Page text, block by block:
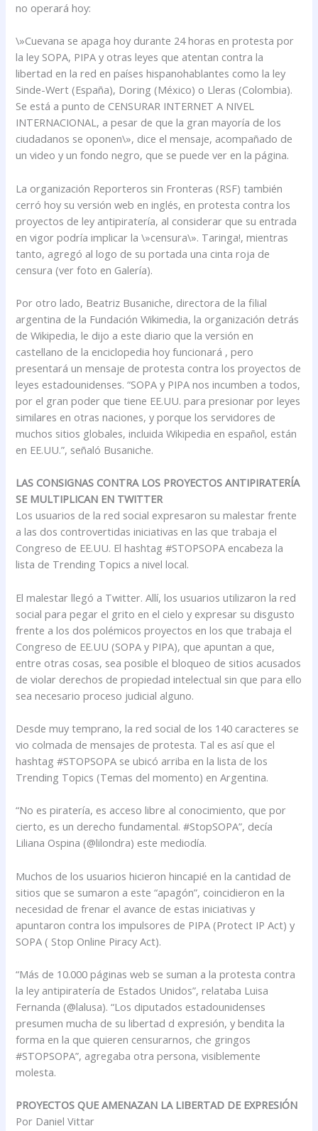
no operará hoy:
\»Cuevana se apaga hoy durante 24 horas en protesta por
la ley SOPA, PIPA y otras leyes que atentan contra la
libertad en la red en países hispanohablantes como la ley
Sinde-Wert (España), Doring (México) o Lleras (Colombia).
Se está a punto de CENSURAR INTERNET A NIVEL
INTERNACIONAL, a pesar de que la gran mayoría de los
ciudadanos se oponen\», dice el mensaje, acompañado de
un video y un fondo negro, que se puede ver en la página.
La organización Reporteros sin Fronteras (RSF) también
cerró hoy su versión web en inglés, en protesta contra los
proyectos de ley antipiratería, al considerar que su entrada
en vigor podría implicar la \»censura\». Taringa!, mientras
tanto, agregó al logo de su portada una cinta roja de
censura (ver foto en Galería).
Por otro lado, Beatriz Busaniche, directora de la filial
argentina de la Fundación Wikimedia, la organización detrás
de Wikipedia, le dijo a este diario que la versión en
castellano de la enciclopedia hoy funcionará , pero
presentará un mensaje de protesta contra los proyectos de
leyes estadounidenses. “SOPA y PIPA nos incumben a todos,
por el gran poder que tiene EE.UU. para presionar por leyes
similares en otras naciones, y porque los servidores de
muchos sitios globales, incluida Wikipedia en español, están
en EE.UU.”, señaló Busaniche.
LAS CONSIGNAS CONTRA LOS PROYECTOS ANTIPIRATERÍA
SE MULTIPLICAN EN TWITTER
Los usuarios de la red social expresaron su malestar frente
a las dos controvertidas iniciativas en las que trabaja el
Congreso de EE.UU. El hashtag #STOPSOPA encabeza la
lista de Trending Topics a nivel local.
El malestar llegó a Twitter. Allí, los usuarios utilizaron la red
social para pegar el grito en el cielo y expresar su disgusto
frente a los dos polémicos proyectos en los que trabaja el
Congreso de EE.UU (SOPA y PIPA), que apuntan a que,
entre otras cosas, sea posible el bloqueo de sitios acusados
de violar derechos de propiedad intelectual sin que para ello
sea necesario proceso judicial alguno.
Desde muy temprano, la red social de los 140 caracteres se
vio colmada de mensajes de protesta. Tal es así que el
hashtag #STOPSOPA se ubicó arriba en la lista de los
Trending Topics (Temas del momento) en Argentina.
“No es piratería, es acceso libre al conocimiento, que por
cierto, es un derecho fundamental. #StopSOPA”, decía
Liliana Ospina (@lilondra) este mediodía.
Muchos de los usuarios hicieron hincapié en la cantidad de
sitios que se sumaron a este “apagón”, coincidieron en la
necesidad de frenar el avance de estas iniciativas y
apuntaron contra los impulsores de PIPA (Protect IP Act) y
SOPA ( Stop Online Piracy Act).
“Más de 10.000 páginas web se suman a la protesta contra
la ley antipiratería de Estados Unidos”, relataba Luisa
Fernanda (@lalusa). “Los diputados estadounidenses
presumen mucha de su libertad d expresión, y bendita la
forma en la que quieren censurarnos, che gringos
#STOPSOPA”, agregaba otra persona, visiblemente
molesta.
PROYECTOS QUE AMENAZAN LA LIBERTAD DE EXPRESIÓN
Por Daniel Vittar